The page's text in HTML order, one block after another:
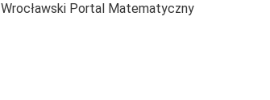
Wrocławski Portal Matematyczny